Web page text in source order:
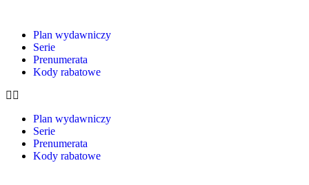
Plan wydawniczy
Serie
Prenumerata
Kody rabatowe
Plan wydawniczy
Serie
Prenumerata
Kody rabatowe